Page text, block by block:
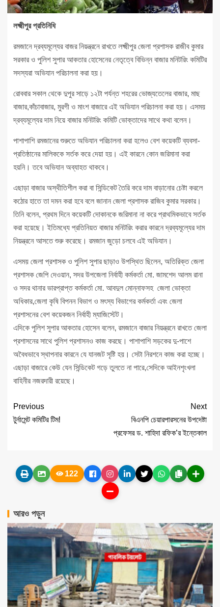
লক্ষ্মীপুর প্রতিনিধি
রমজানে দ্রব্যমূল্যের বাজর নিয়ন্ত্রনে রাখতে লক্ষ্মীপুর জেলা প্রশাসক রাজীব কুমার
সরকার ও পুলিশ সুপার আকতার হোসেনের নেতৃত্বে বিভিন্ন বাজার মনিটরিং কমিটির
সদস্যরা অভিযান পরিচালনা করা হয়।
রোববার সকাল থেকে দুপুর সাড়ে ১২টা পর্যন্ত শহরের ভোজ্যতেলের বাজার, মাছ
বাজার,কাঁচাবাজার, মুরগী ও মাংশ বাজারে এই অভিযান পরিচালনা করা হয়। এসময়
দ্রব্যমূল্যের দাম নিয়ে বাজার মনিটরিং কমিটি ভোক্তাদের সাথে কথা বলেন।
পাশাপাশি রমজানের শুরুতে অভিযান পরিচালনা করা হলেও বেশ কয়েকটি ব্যবসা-
প্রতিষ্ঠানের মালিককে সর্তক করে দেয়া হয়। এই কারনে কোন জরিমানা করা
হয়নি। তবে অভিযান অব্যাহত থাকবে।
এছাড়া বাজার অস্থীতিশীল করা বা সিন্ডিকেট তৈরি করে দাম বাড়ানোর চেষ্টা করলে
কঠোর হাতে তা দমন করা হবে বলে জানান জেলা প্রশাসক রাজিব কুমার সরকার।
তিনি বলেন, প্রথম দিনে কয়েকটি দোকানকে জরিমানা না করে প্রাথমিকভাবে সর্তক
করা হয়েছে। ইতিমধ্যে প্রতিনিয়ত বাজার মনিটরিং করার কারনে দ্রব্যমূল্যের দাম
নিয়ন্ত্রনে আসতে শুরু করেছে। রমজান জুড়ো চলবে এই অভিযান।
এসময় জেলা প্রশাসক ও পুলিশ সুপার ছাড়াও উপস্থিত ছিলেন, অতিরিক্ত জেলা
প্রশাসক জেপি দেওয়ান, সদর উপজেলা নির্বাহী কর্মকর্তা মো. জামশেদ আলম রানা
ও সদর থানার ভারপ্রাপ্ত কর্মকর্তা মো. আবদুল মোন্নাফসহ জেলা ভোক্তা
অধিকার,জেলা কৃষি বিপনন বিভাগ ও মৎস্য বিভাগের কর্মকর্তা এবং জেলা
প্রশাসনের বেশ কয়েকজন নির্বাহী ম্যাজিস্টেট।
এদিকে পুলিশ সুপার আকতার হোসেন বলেন, রমজানে বাজার নিয়ন্ত্রনে রাখতে জেলা
প্রশাসনের সাথে পুলিশ প্রশাসনও কাজ করছে। পাশাপাশি সড়কের দু-পাশে
অবৈধভাবে স্থাপনার কারনে যে যানজট সৃষ্টি হয়। সেটা নিরশনে কাজ করা হচ্ছে।
এছাড়া বাজারে কেউ যেন সিন্ডিকেট গড়ে তুলতে না পারে,সেদিকে আইনশৃংখলা
বাহিনীর নজরদারী রয়েছে।
Previous
টুর্নামেন্ট কমিটির টিম!
Next
বিএনপি চেয়ারপারসনের উপদেষ্টা
প্রফেসর ড. শাহিদা রফিক’র ইন্তেকাল
122
আরও পড়ুন